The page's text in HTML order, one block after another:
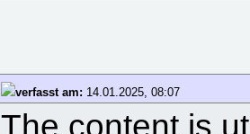
verfasst am: 14.01.2025, 08:07
The content is